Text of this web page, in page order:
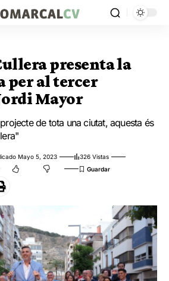
presenta la
per al tercer
Mayor
de tota una ciutat, aquesta és
Mayo 5, 2023
326 Vistas